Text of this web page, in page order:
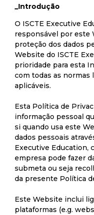
_Introdução
O ISCTE Executive
responsável por este
proteção dos dados
Website do ISCTE
prioridade para esta
com todas as normas
aplicáveis.
Esta Política de
informação pessoal
si quando usa este
dados pessoais
Executive Education,
empresa pode fazer
submeta ou seja
da presente Política
Este Website inclui
plataformas (e.g.